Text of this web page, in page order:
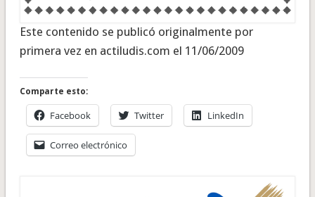
Este contenido se publicó originalmente por
primera vez en actiludis.com el 11/06/2009
Comparte esto:
Facebook Twitter LinkedIn
Correo electrónico